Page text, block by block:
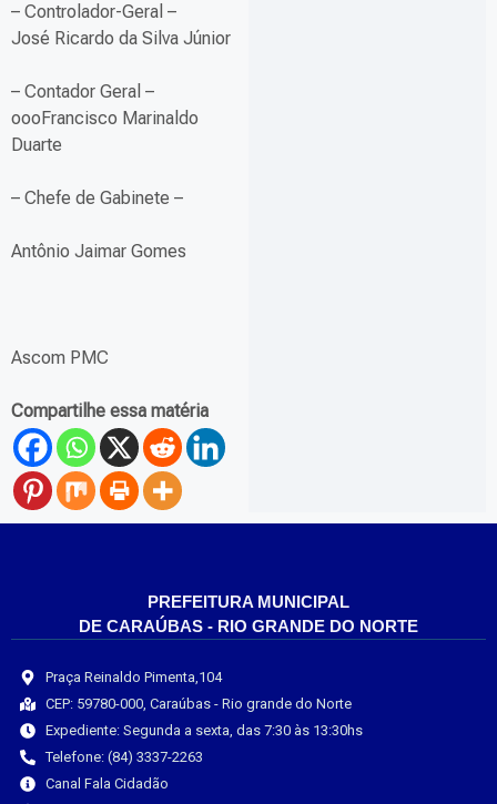
– Controlador-Geral –
José Ricardo da Silva Júnior
– Contador Geral –
oooFrancisco Marinaldo
Duarte
– Chefe de Gabinete –
Antônio Jaimar Gomes
Ascom PMC
Compartilhe essa matéria
PREFEITURA MUNICIPAL
DE CARAÚBAS - RIO GRANDE DO NORTE
Praça Reinaldo Pimenta,104
CEP: 59780-000, Caraúbas - Rio grande do Norte
Expediente: Segunda a sexta, das 7:30 às 13:30hs
Telefone: (84) 3337-2263
Canal Fala Cidadão